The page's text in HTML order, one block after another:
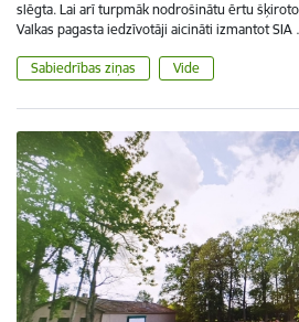
slēgta. Lai arī turpmāk nodrošinātu ērtu
Valkas pagasta iedzīvotāji aicināti izmantot
Sabiedrības ziņas Vide